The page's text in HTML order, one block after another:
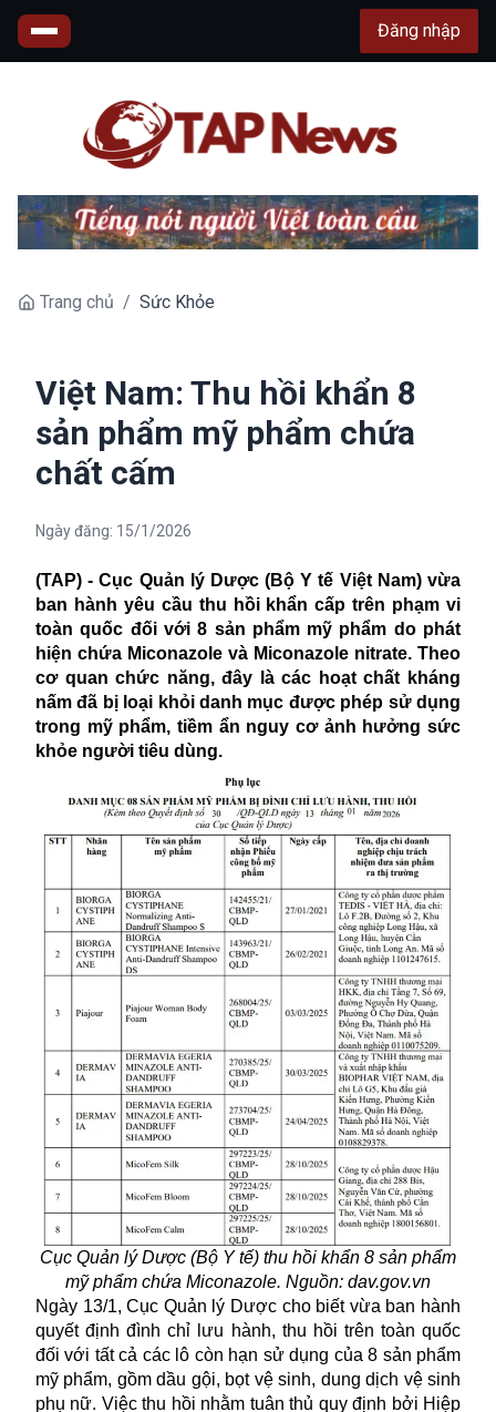
Đăng nhập
Trang chủ / Sức Khỏe
Việt Nam: Thu hồi khẩn 8
sản phẩm mỹ phẩm chứa
chất cấm
Ngày đăng: 15/1/2026
(TAP) - Cục Quản lý Dược (Bộ Y tế Việt Nam) vừa
ban hành yêu cầu thu hồi khẩn cấp trên phạm vi
toàn quốc đối với 8 sản phẩm mỹ phẩm do phát
hiện chứa Miconazole và Miconazole nitrate. Theo
cơ quan chức năng, đây là các hoạt chất kháng
nấm đã bị loại khỏi danh mục được phép sử dụng
trong mỹ phẩm, tiềm ẩn nguy cơ ảnh hưởng sức
khỏe người tiêu dùng.
Cục Quản lý Dược (Bộ Y tế) thu hồi khẩn 8 sản phẩm
mỹ phẩm chứa Miconazole. Nguồn: dav.gov.vn
Ngày 13/1, Cục Quản lý Dược cho biết vừa ban hành
quyết định đình chỉ lưu hành, thu hồi trên toàn quốc
đối với tất cả các lô còn hạn sử dụng của 8 sản phẩm
mỹ phẩm, gồm dầu gội, bọt vệ sinh, dung dịch vệ sinh
phụ nữ. Việc thu hồi nhằm tuân thủ quy định bởi Hiệp